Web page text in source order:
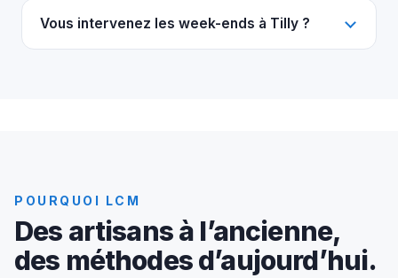
Vous intervenez les week-ends à Tilly ?
POURQUOI LCM
Des artisans à l’ancienne,
des méthodes d’aujourd’hui.